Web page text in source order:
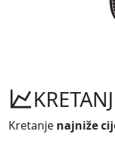
Kretanje najniže